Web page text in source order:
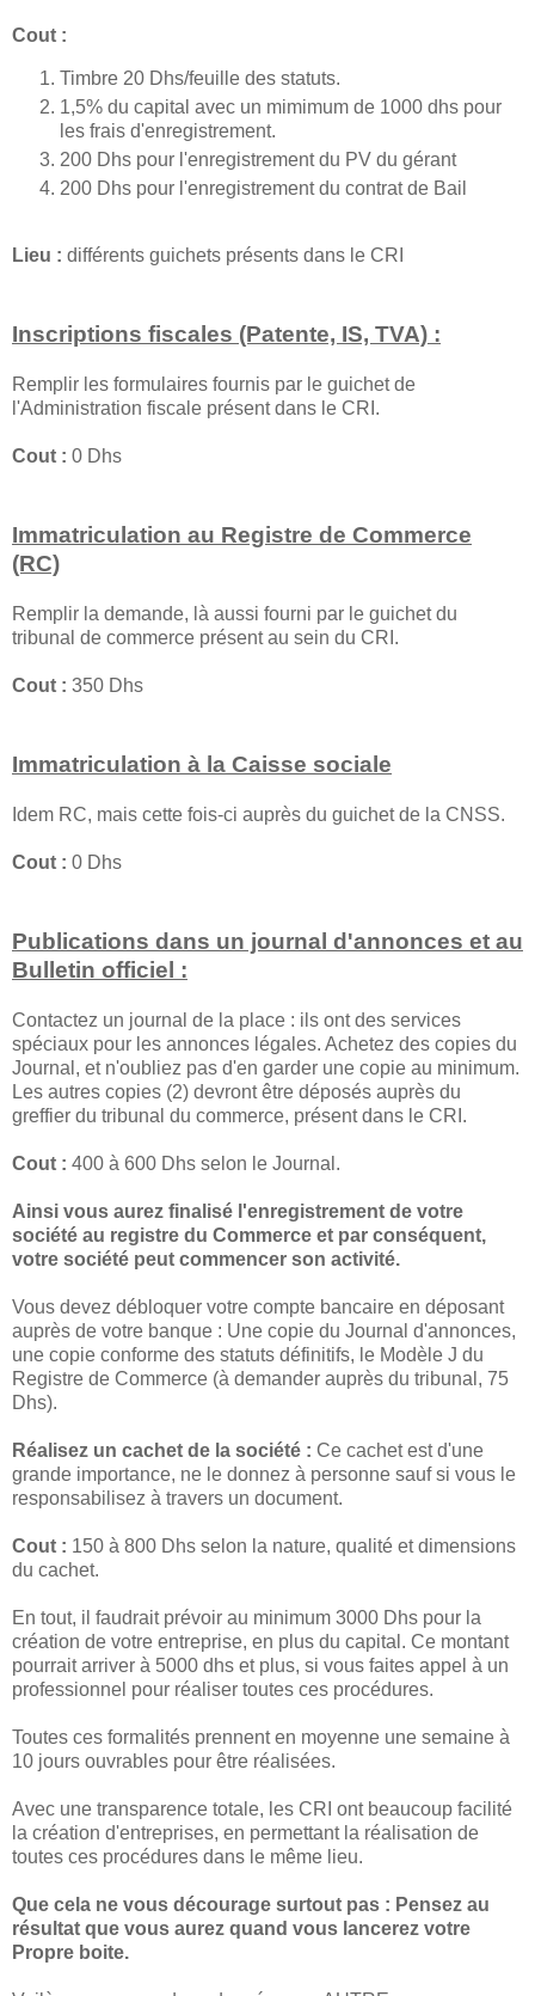
Cout :
Timbre 20 Dhs/feuille des statuts.
1,5% du capital avec un mimimum de 1000 dhs pour
les frais d'enregistrement.
200 Dhs pour l'enregistrement du PV du gérant
200 Dhs pour l'enregistrement du contrat de Bail
Lieu : différents guichets présents dans le CRI
Inscriptions fiscales (Patente, IS, TVA) :
Remplir les formulaires fournis par le guichet de
l'Administration fiscale présent dans le CRI.
Cout : 0 Dhs
Immatriculation au Registre de Commerce
(RC)
Remplir la demande, là aussi fourni par le guichet du
tribunal de commerce présent au sein du CRI.
Cout : 350 Dhs
Immatriculation à la Caisse sociale
Idem RC, mais cette fois-ci auprès du guichet de la CNSS.
Cout : 0 Dhs
Publications dans un journal d'annonces et au
Bulletin officiel :
Contactez un journal de la place : ils ont des services
spéciaux pour les annonces légales. Achetez des copies du
Journal, et n'oubliez pas d'en garder une copie au minimum.
Les autres copies (2) devront être déposés auprès du
greffier du tribunal du commerce, présent dans le CRI.
Cout : 400 à 600 Dhs selon le Journal.
Ainsi vous aurez finalisé l'enregistrement de votre
société au registre du Commerce et par conséquent,
votre société peut commencer son activité.
Vous devez débloquer votre compte bancaire en déposant
auprès de votre banque : Une copie du Journal d'annonces,
une copie conforme des statuts définitifs, le Modèle J du
Registre de Commerce (à demander auprès du tribunal, 75
Dhs).
Réalisez un cachet de la société : Ce cachet est d'une
grande importance, ne le donnez à personne sauf si vous le
responsabilisez à travers un document.
Cout : 150 à 800 Dhs selon la nature, qualité et dimensions
du cachet.
En tout, il faudrait prévoir au minimum 3000 Dhs pour la
création de votre entreprise, en plus du capital. Ce montant
pourrait arriver à 5000 dhs et plus, si vous faites appel à un
professionnel pour réaliser toutes ces procédures.
Toutes ces formalités prennent en moyenne une semaine à
10 jours ouvrables pour être réalisées.
Avec une transparence totale, les CRI ont beaucoup facilité
la création d'entreprises, en permettant la réalisation de
toutes ces procédures dans le même lieu.
Que cela ne vous décourage surtout pas : Pensez au
résultat que vous aurez quand vous lancerez votre
Propre boite.